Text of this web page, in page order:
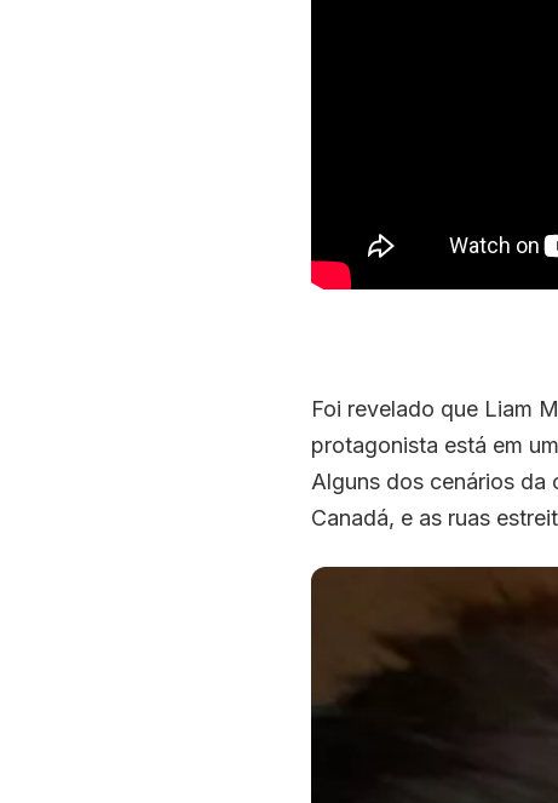
Foi revelado que Liam
protagonista está em
Alguns dos cenários da
Canadá, e as ruas